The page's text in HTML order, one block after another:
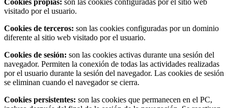
Cookies propias: son las cookies configuradas por el sitio web
visitado por el usuario.
Cookies de terceros: son las cookies configuradas por un dominio
diferente al sitio web visitado por el usuario.
Cookies de sesión: son las cookies activas durante una sesión del
navegador. Permiten la conexión de todas las actividades realizadas
por el usuario durante la sesión del navegador. Las cookies de sesión
se eliminan cuando el navegador se cierra.
Cookies persistentes: son las cookies que permanecen en el PC,